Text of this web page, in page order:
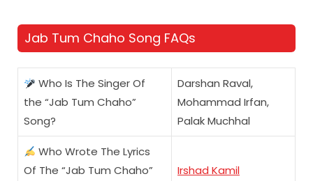
Jab Tum Chaho Song FAQs
Who Is The Singer Of
the “Jab Tum Chaho”
Song?
Darshan Raval,
Mohammad Irfan,
Palak Muchhal
Who Wrote The Lyrics
Of The “Jab Tum Chaho”
Irshad Kamil